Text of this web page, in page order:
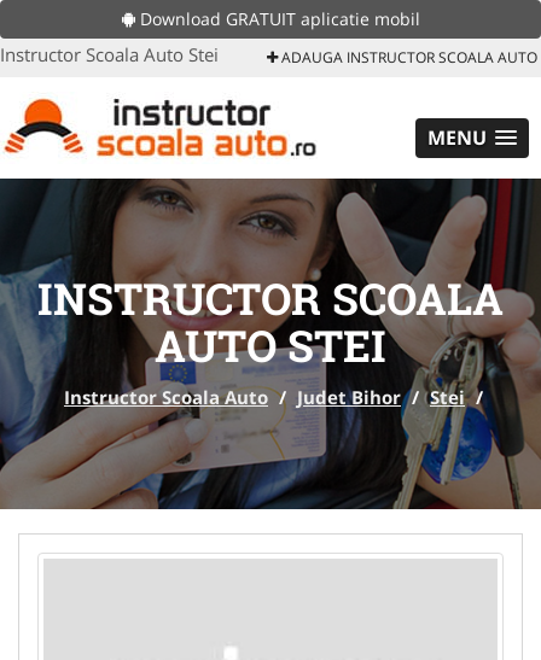
Download GRATUIT aplicatie mobil
Instructor Scoala Auto Stei ADAUGA INSTRUCTOR SCOALA AUTO
MENU
INSTRUCTOR SCOALA
AUTO STEI
Instructor Scoala Auto / Judet Bihor / Stei /